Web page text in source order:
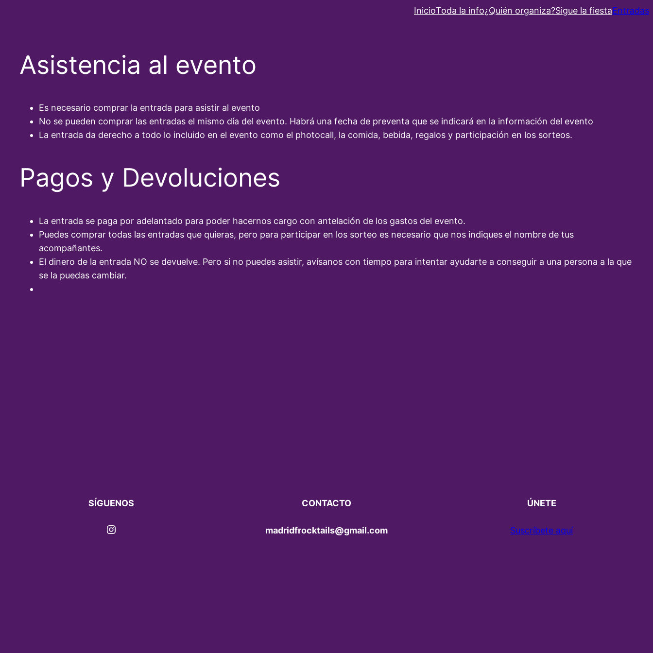
InicioToda la info¿Quién organiza?Sigue la fiestaEntradas
Asistencia al evento
Es necesario comprar la entrada para asistir al evento
No se pueden comprar las entradas el mismo día del evento. Habrá una fecha de preventa que se indicará en la información del evento
La entrada da derecho a todo lo incluido en el evento como el photocall, la comida, bebida, regalos y participación en los sorteos.
Pagos y Devoluciones
La entrada se paga por adelantado para poder hacernos cargo con antelación de los gastos del evento.
Puedes comprar todas las entradas que quieras, pero para participar en los sorteo es necesario que nos indiques el nombre de tus
acompañantes.
El dinero de la entrada NO se devuelve. Pero si no puedes asistir, avísanos con tiempo para intentar ayudarte a conseguir a una persona a la que
se la puedas cambiar.
SÍGUENOS
Instagram
CONTACTO
madridfrocktails@gmail.com
ÚNETE
Suscríbete aquí